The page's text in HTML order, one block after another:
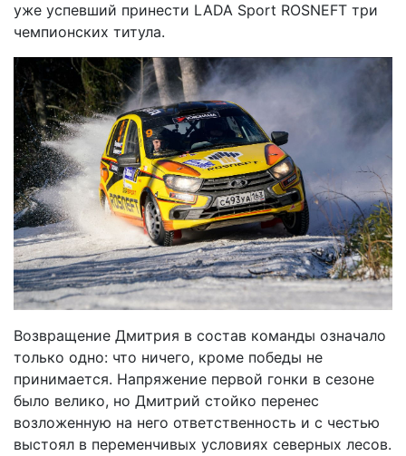
уже успевший принести LADA Sport ROSNEFT три
чемпионских титула.
Возвращение Дмитрия в состав команды означало
только одно: что ничего, кроме победы не
принимается. Напряжение первой гонки в сезоне
было велико, но Дмитрий стойко перенес
возложенную на него ответственность и с честью
выстоял в переменчивых условиях северных лесов.